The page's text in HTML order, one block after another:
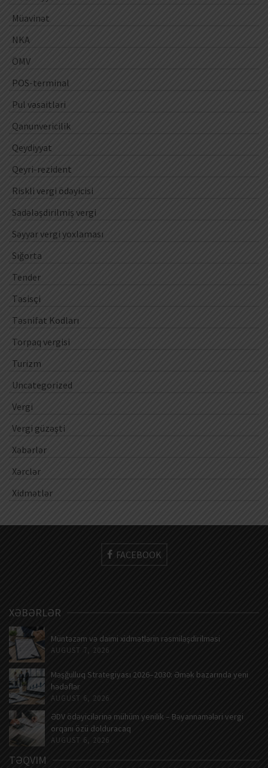
Müavinət
NKA
ÖMV
POS-terminal
Pul vəsaitləri
Qanunvericilik
Qeydiyyat
Qeyri-rezident
Riskli vergi ödəyicisi
Sadələşdirilmiş vergi
Səyyar vergi yoxlaması
Sığorta
Tender
Təsisçi
Təsnifat Kodları
Torpaq vergisi
Turizm
Uncategorized
Vergi
Vergi güzəşti
Xəbərlər
Xərclər
Xidmətlər
FACEBOOK
XƏBƏRLƏR
Müntəzəm və daimi xidmətlərin rəsmiləşdirilməsi
AUGUST 7, 2026
Məşğulluq Strategiyası 2026–2030: Əmək bazarında yeni
hədəflər
AUGUST 6, 2026
ƏDV ödəyicilərinə mühüm yenilik – Bəyannamələri vergi
orqanı özü dolduracaq
AUGUST 6, 2026
TƏQVIM